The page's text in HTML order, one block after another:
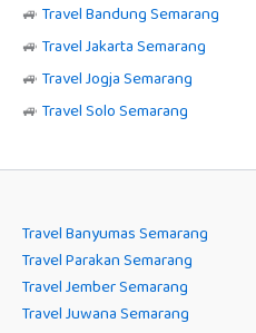
🚙 Travel Bandung Semarang
🚙 Travel Jakarta Semarang
🚙 Travel Jogja Semarang
🚙 Travel Solo Semarang
Travel Banyumas Semarang
Travel Parakan Semarang
Travel Jember Semarang
Travel Juwana Semarang